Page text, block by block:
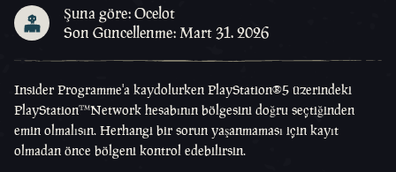
Şuna göre: Ocelot
Son Güncellenme: Mart 31. 2026
Insider Programme'a kaydolurken PlayStation®5 üzerindeki
PlayStation™Network hesabının bölgesini doğru seçtiğinden
emin olmalısın. Herhangi bir sorun yaşanmaması için kayıt
olmadan önce bölgeni kontrol edebilirsin.